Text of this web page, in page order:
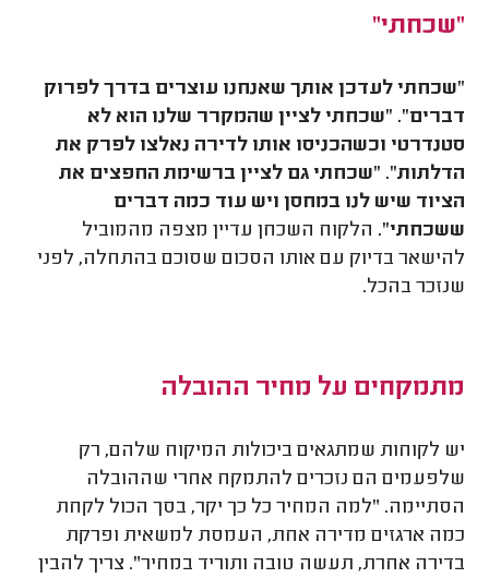
"שכחתי"
"שכחתי לעדכן אותך שאנחנו עוצרים בדרך לפרוק
דברים". "שכחתי לציין שהמקרר שלנו הוא לא
סטנדרטי וכשהכניסו אותו לדירה נאלצו לפרק את
הדלתות". "שכחתי גם לציין ברשימת החפצים את
הציוד שיש לנו במחסן ויש עוד כמה דברים
ששכחתי". הלקוח השכחן עדיין מצפה מהמוביל
להישאר בדיוק עם אותו הסכום שסוכם בהתחלה, לפני
שנזכר בהכל.
מתמקחים על מחיר ההובלה
יש לקוחות שמתגאים ביכולות המיקוח שלהם, רק
שלפעמים הם נזכרים להתמקח אחרי שההובלה
הסתיימה. "למה המחיר כל כך יקר, בסך הכול לקחת
כמה ארגזים מדירה אחת, העמסת למשאית ופרקת
בדירה אחרת, תעשה טובה ותוריד במחיר". צריך להבין